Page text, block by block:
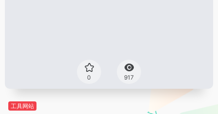
0 917
工具网站